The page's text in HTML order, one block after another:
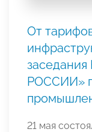
От
РОССИИ»
21 мая